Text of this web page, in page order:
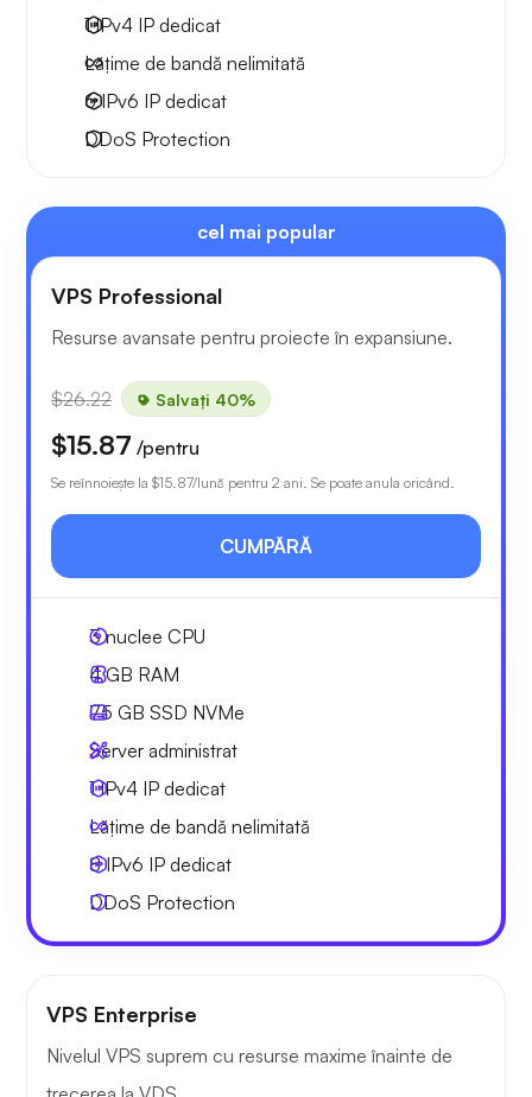
1 IPv4 IP dedicat
Lățime de bandă nelimitată
6 IPv6 IP dedicat
DDoS Protection
cel mai popular
VPS Professional
Resurse avansate pentru proiecte în expansiune.
$26.22 Salvați 40%
$15.87 /pentru
Se reînnoiește la $15.87/lună pentru 2 ani. Se poate anula oricând.
CUMPĂRĂ
3nuclee CPU
4 GB RAM
75 GB SSD NVMe
Server administrat
1 IPv4 IP dedicat
Lățime de bandă nelimitată
8 IPv6 IP dedicat
DDoS Protection
VPS Enterprise
Nivelul VPS suprem cu resurse maxime înainte de